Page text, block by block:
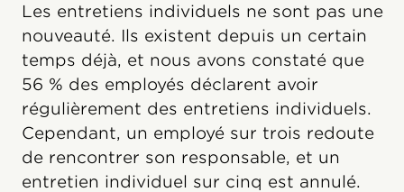
Les entretiens individuels ne sont pas une
nouveauté. Ils existent depuis un certain
temps déjà, et nous avons constaté que
56 % des employés déclarent avoir
régulièrement des entretiens individuels.
Cependant, un employé sur trois redoute
de rencontrer son responsable, et un
entretien individuel sur cinq est annulé.